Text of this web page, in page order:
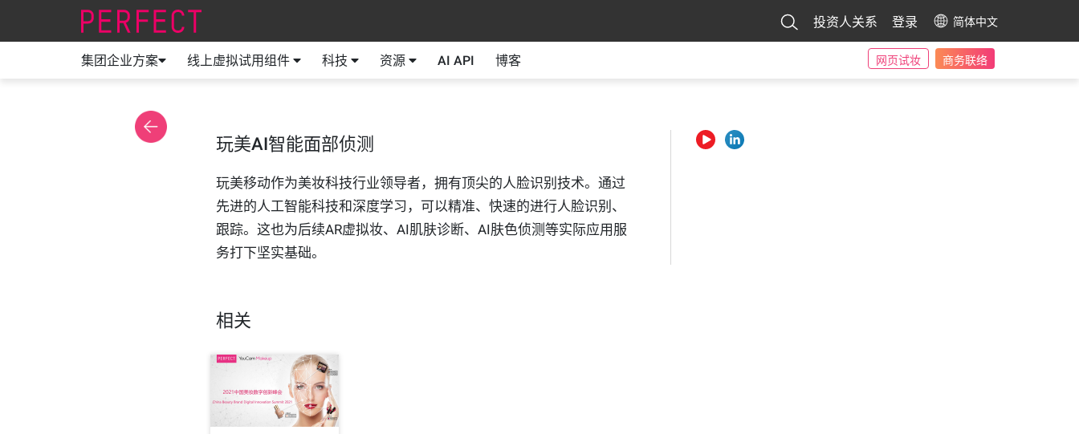
投资人关系 登录 简体中文
集团企业方案 线上虚拟试用组件 科技 资源 AI API 博客 网页试妆 商务联络
玩美AI智能面部侦测
玩美移动作为美妆科技行业领导者，拥有顶尖的人脸识别技术。通过
先进的人工智能科技和深度学习，可以精准、快速的进行人脸识别、
跟踪。这也为后续AR虚拟妆、AI肌肤诊断、AI肤色侦测等实际应用服
务打下坚实基础。
相关